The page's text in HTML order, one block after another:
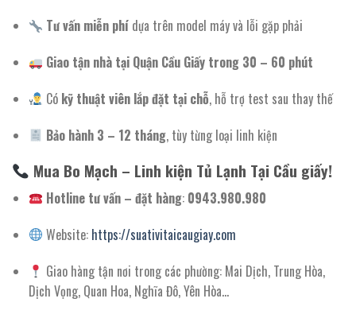
Tư vấn miễn phí dựa trên model máy và lỗi gặp phải
Giao tận nhà tại Quận Cầu Giấy trong 30 – 60 phút
Có kỹ thuật viên lắp đặt tại chỗ, hỗ trợ test sau thay thế
Bảo hành 3 – 12 tháng, tùy từng loại linh kiện
Mua Bo Mạch – Linh kiện Tủ Lạnh Tại Cầu giấy!
Hotline tư vấn – đặt hàng: 0943.980.980
Website: https://suativitaicaugiay.com
Giao hàng tận nơi trong các phường: Mai Dịch, Trung Hòa,
Dịch Vọng, Quan Hoa, Nghĩa Đô, Yên Hòa…